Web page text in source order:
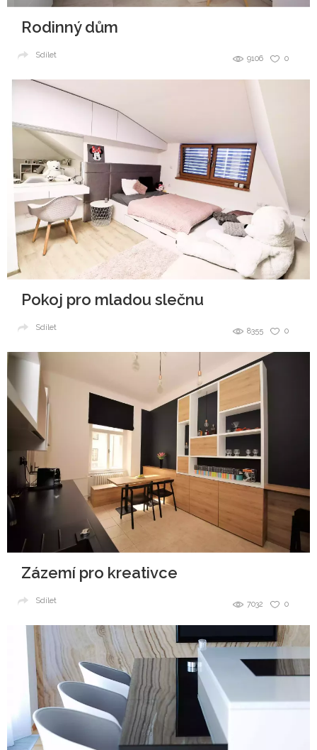
Rodinný dům
0
9106
Sdílet
Pokoj pro mladou slečnu
0
8355
Sdílet
Zázemí pro kreativce
0
7032
Sdílet